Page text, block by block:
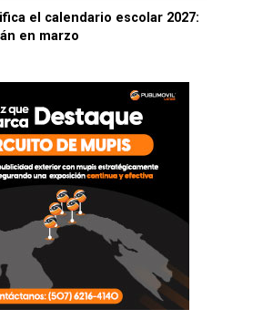
el calendario escolar 2027:
en marzo